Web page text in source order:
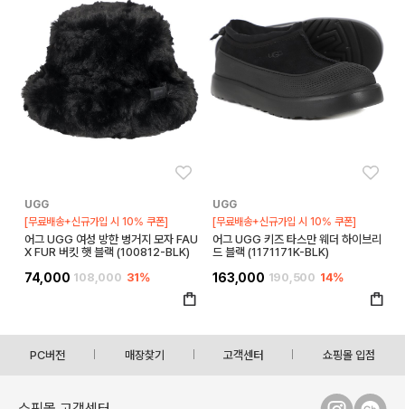
UGG
[무료배송+신규가입 시 10% 쿠폰]
어그 UGG 여성 방한 벙거지 모자 FAU
X FUR 버킷 햇 블랙 (100812-BLK)
74,000 108,000 31%
UGG
[무료배송+신규가입 시 10% 쿠폰]
어그 UGG 키즈 타스만 웨더 하이브리
드 블랙 (1171171K-BLK)
163,000 190,500 14%
PC버전 매장찾기 고객센터 쇼핑몰 입점